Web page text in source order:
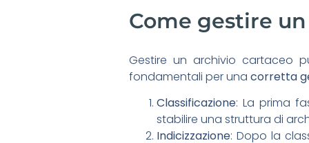
Come gestire
Gestire un archivio cartaceo
fondamentali per una corretta
Classificazione: La prima
stabilire una struttura di
Indicizzazione: Dopo la